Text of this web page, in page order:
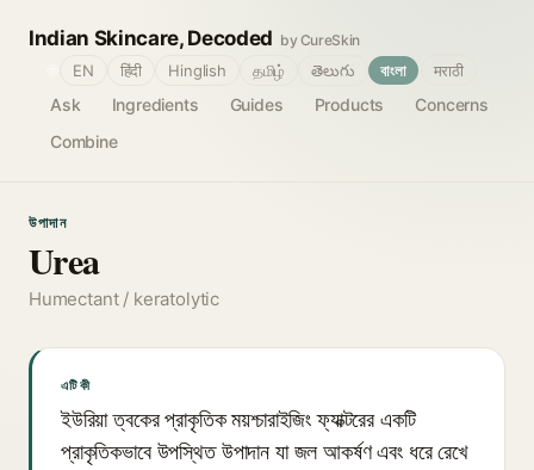
Indian Skincare, Decoded by CureSkin
Ask Ingredients Guides Products
Concerns
Combine
EN हिंदी Hinglish தமிழ் తెలుగు বাংলা मराठी
উপাদান
Urea
Humectant / keratolytic
এটি কী
ইউরিয়া ত্বকের প্রাকৃতিক ময়শ্চারাইজিং ফ্যাক্টরের একটি
প্রাকৃতিকভাবে উপস্থিত উপাদান যা জল আকর্ষণ এবং ধরে রেখে